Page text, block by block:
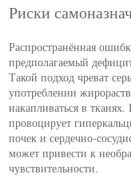
Риски
Распространённая
предполагаемый
Такой подход чреват
употреблении
накапливаться в
провоцирует
почек и сердечно-
может привести к
чувствительности.